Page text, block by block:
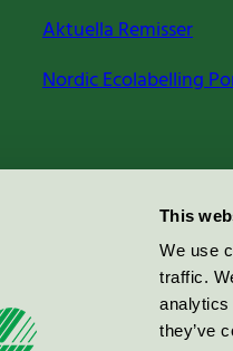
This
We use
traffic.
analytics
they’ve
Aktuella Remisser
Nordic Ecolabelling
100 64